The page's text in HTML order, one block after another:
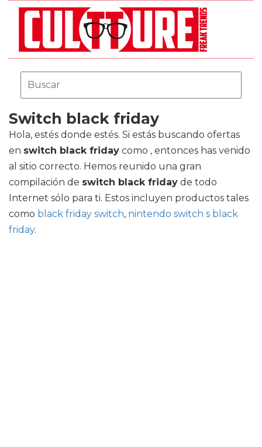
Switch black friday
Hola, estés donde estés. Si estás buscando ofertas
en switch black friday como , entonces has venido
al sitio correcto. Hemos reunido una gran
compilación de switch black friday de todo
Internet sólo para ti. Estos incluyen productos tales
como black friday switch, nintendo switch s black
friday.